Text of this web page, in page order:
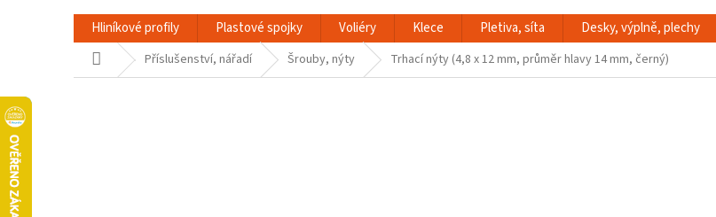
Hliníkové profily Plastové spojky Voliéry Klece Pletiva, síta Desky, výplně, plechy
Domů Příslušenství, nářadí Šrouby, nýty Trhací nýty (4,8 x 12 mm, průměr hlavy 14 mm, černý)